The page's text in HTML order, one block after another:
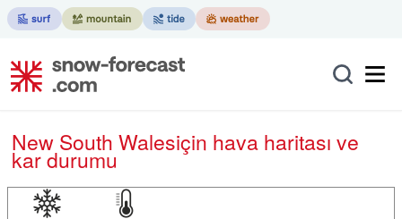
New South Walesiçin hava haritası ve
kar durumu